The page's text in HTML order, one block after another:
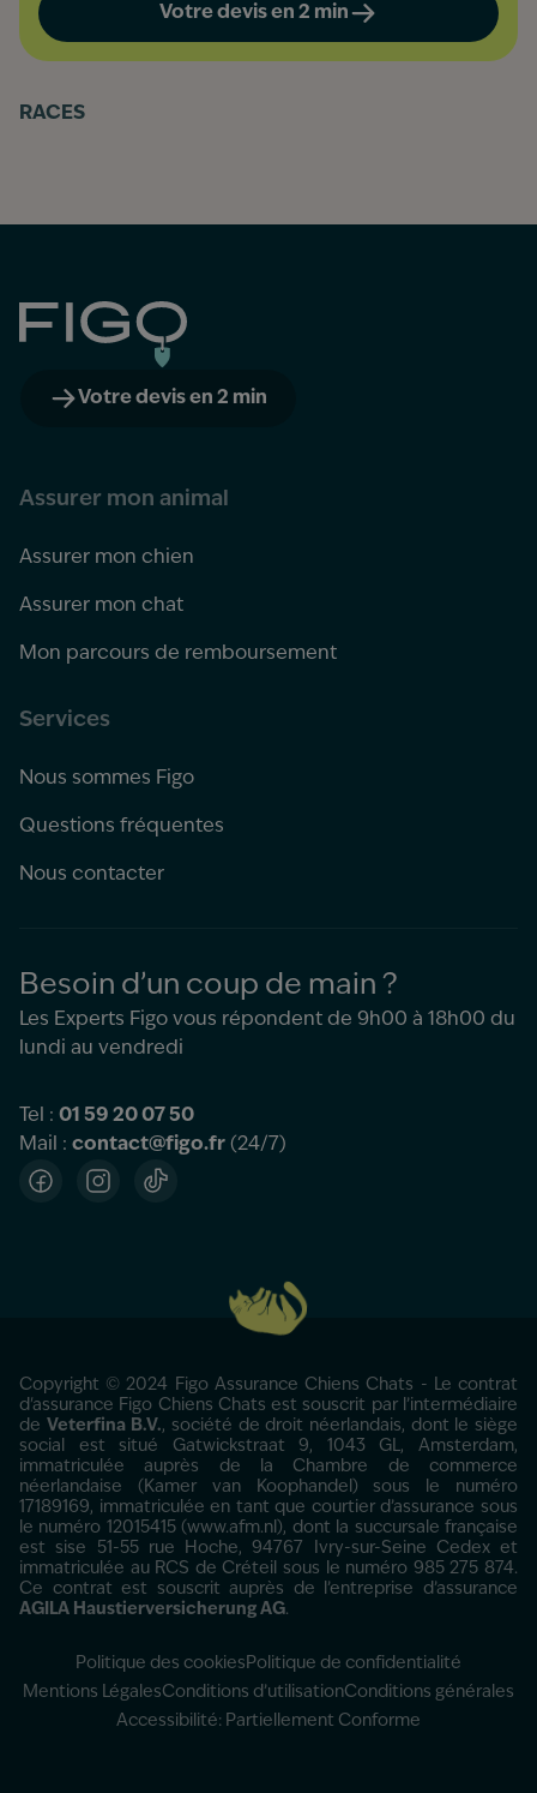
Votre devis en 2 min
RACES
Figo
Votre devis en 2 min
Assurer mon animal
Assurer mon chien
Assurer mon chat
Mon parcours de remboursement
Services
Nous sommes Figo
Questions fréquentes
Nous contacter
Besoin d’un coup de main ?
Les Experts Figo vous répondent de 9h00 à 18h00 du
lundi au vendredi
Tel : 01 59 20 07 50
Mail : contact@figo.fr (24/7)
FacebookInstagramTikTok
Copyright © 2024 Figo Assurance Chiens Chats - Le contrat
d'assurance Figo Chiens Chats est souscrit par l’intermédiaire
de Veterfina B.V., société de droit néerlandais, dont le siège
social est situé Gatwickstraat 9, 1043 GL, Amsterdam,
immatriculée auprès de la Chambre de commerce
néerlandaise (Kamer van Koophandel) sous le numéro
17189169, immatriculée en tant que courtier d’assurance sous
le numéro 12015415 (www.afm.nl), dont la succursale française
est sise 51-55 rue Hoche, 94767 Ivry-sur-Seine Cedex et
immatriculée au RCS de Créteil sous le numéro 985 275 874.
Ce contrat est souscrit auprès de l’entreprise d’assurance
AGILA Haustierversicherung AG.
Politique des cookiesPolitique de confidentialité
Mentions LégalesConditions d’utilisationConditions générales
Accessibilité: Partiellement Conforme